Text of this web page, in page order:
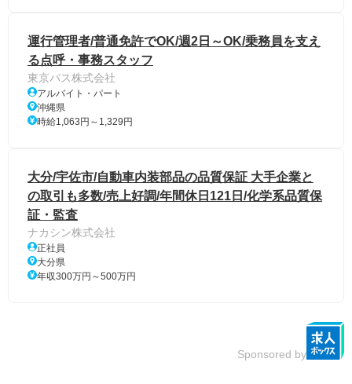
運行管理者/普通免許でOK/週2日～OK/乗務員を支え
る点呼・事務スタッフ
東京バス株式会社
アルバイト・パート
沖縄県
時給1,063円～1,329円
大分/宇佐市/自動車内装部品の品質保証 大手企業と
の取引も多数/売上好調/年間休日121日/化学系品質保
証・監査
ナカシン株式会社
正社員
大分県
年収300万円～500万円
Sponsored by